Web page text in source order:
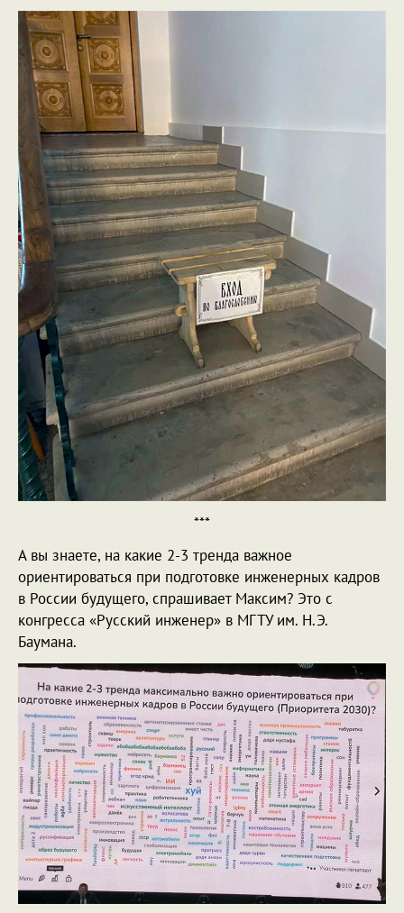
***
А вы знаете, на какие 2-3 тренда важное
ориентироваться при подготовке инженерных кадров
в России будущего, спрашивает Максим? Это с
конгресса «Русский инженер» в МГТУ им. Н.Э.
Баумана.